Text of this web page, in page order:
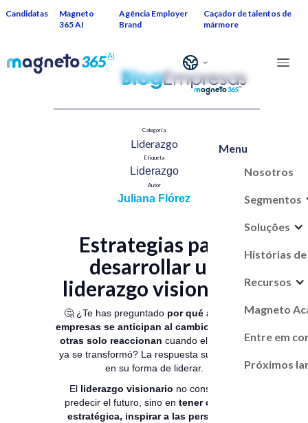
Candidatas
Magneto
365 AI
Agência Employer
Brand
Caçador de talentos de
mármore
Menu
Nosotros
Segmentos
Soluções
Histórias de
Recursos
Magneto
Entre em
Próximos
Categoría
Liderazgo
Etiqueta
Liderazgo
Autor
Juliana Flórez
Estrategias para
desarrollar un
liderazgo visionario
🤔 ¿Te has preguntado por qué algunas
empresas se anticipan al cambio mientras
otras solo reaccionan cuando el mercado
ya se transformó? La respuesta suele estar
en su forma de liderar.
El liderazgo visionario no consiste en
predecir el futuro, sino en tener claridad
estratégica, inspirar a las personas y